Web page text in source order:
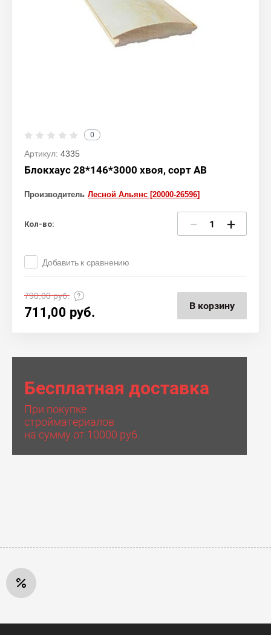
Бесплатная доставка
При покупке
стройматериалов
на сумму от 10000 руб.
0
Артикул: 4335
Блокхаус 28*146*3000 хвоя, сорт АВ
Производитель Лесной Альянс [20000-26596]
Кол-во: − +
Добавить к сравнению
790,00руб.
711,00 руб. В корзину